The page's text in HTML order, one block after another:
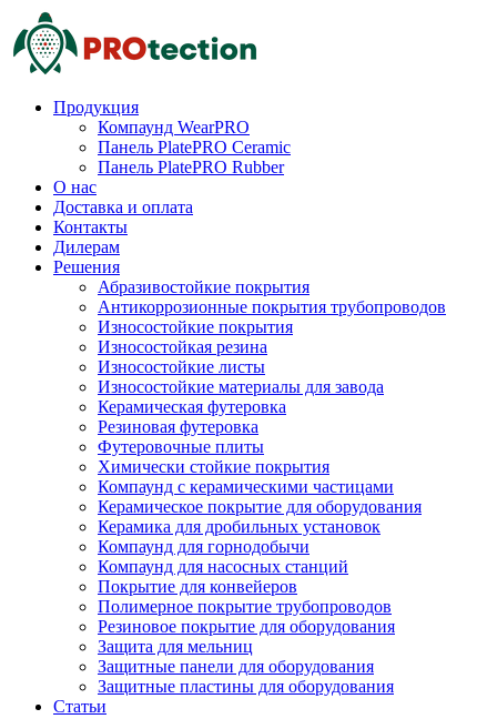
Продукция
Компаунд WearPRO
Панель PlatePRO Ceramic
Панель PlatePRO Rubber
О нас
Доставка и оплата
Контакты
Дилерам
Решения
Абразивостойкие покрытия
Антикоррозионные покрытия трубопроводов
Износостойкие покрытия
Износостойкая резина
Износостойкие листы
Износостойкие материалы для завода
Керамическая футеровка
Резиновая футеровка
Футеровочные плиты
Химически стойкие покрытия
Компаунд с керамическими частицами
Керамическое покрытие для оборудования
Керамика для дробильных установок
Компаунд для горнодобычи
Компаунд для насосных станций
Покрытие для конвейеров
Полимерное покрытие трубопроводов
Резиновое покрытие для оборудования
Защита для мельниц
Защитные панели для оборудования
Защитные пластины для оборудования
Статьи